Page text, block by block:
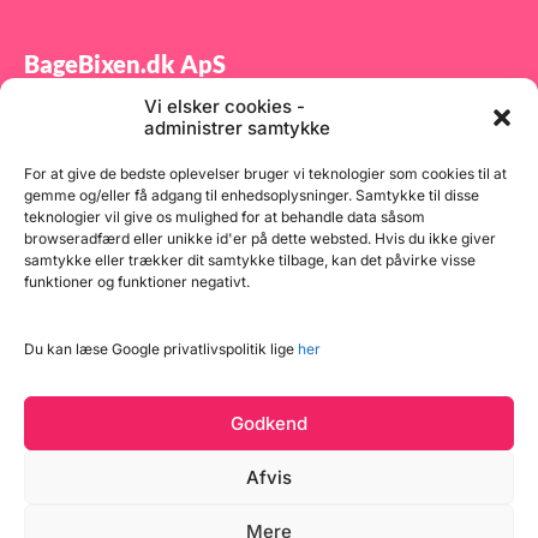
Vi elsker cookies -
administrer samtykke
For at give de bedste oplevelser bruger vi teknologier som cookies til at
gemme og/eller få adgang til enhedsoplysninger. Samtykke til disse
teknologier vil give os mulighed for at behandle data såsom
browseradfærd eller unikke id'er på dette websted. Hvis du ikke giver
samtykke eller trækker dit samtykke tilbage, kan det påvirke visse
funktioner og funktioner negativt.
Du kan læse Google privatlivspolitik lige her
Godkend
Afvis
Mere
BageBixen.dk ApS
Tilmeld dig vores nyhedsbrev og modtag gode tilbud
samt spændende produktnyheder direkte i din
indbakke.